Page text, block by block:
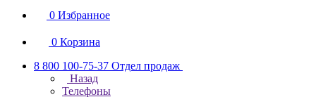
0 Избранное
0 Корзина
8 800 100-75-37 Отдел продаж
Назад
Телефоны